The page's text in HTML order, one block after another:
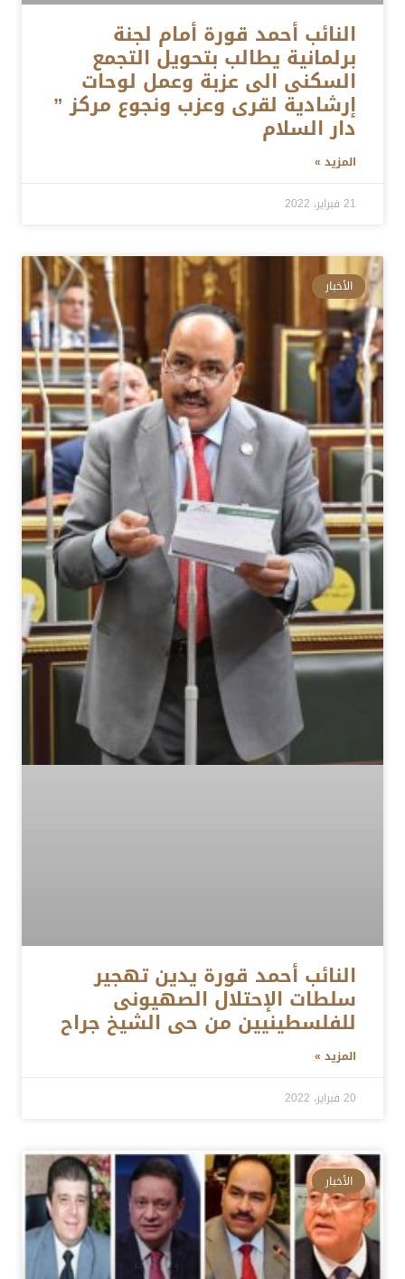
النائب أحمد قورة أمام لجنة
برلمانية يطالب بتحويل التجمع
السكنى الى عزبة وعمل لوحات
إرشادية لقرى وعزب ونجوع مركز ”
دار السلام
المزيد »
21 فبراير، 2022
الأخبار
النائب أحمد قورة يدين تهجير
سلطات الإحتلال الصهيونى
للفلسطينيين من حى الشيخ جراح
المزيد »
20 فبراير، 2022
الأخبار